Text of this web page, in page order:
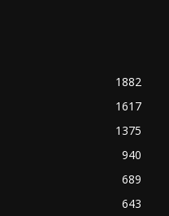
1882
1617
1375
940
689
643